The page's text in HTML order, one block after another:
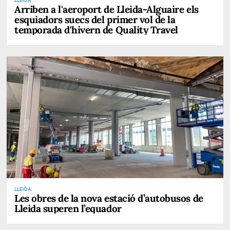
Arriben a l'aeroport de Lleida-Alguaire els
esquiadors suecs del primer vol de la
temporada d'hivern de Quality Travel
LLEIDA
Les obres de la nova estació d’autobusos de
Lleida superen l’equador